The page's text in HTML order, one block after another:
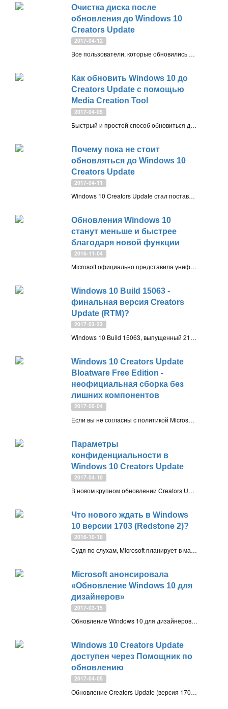
Очистка диска после
обновления до Windows 10
Creators Update
2017-04-12
Все пользователи, которые обновились до Windows 10 Creators Update с предыдущей версии системы могут освободить большой объем пространства на хранилище с помощью системной утилиты “Очистка диска”
Как обновить Windows 10 до
Creators Update с помощью
Media Creation Tool
2017-04-05
Быстрый и простой способ обновиться до последней версии Windows 10 Creators Update 1703 с помощью утилиты Media Creation Tool от Microsoft
Почему пока не стоит
обновляться до Windows 10
Creators Update
2017-04-11
Windows 10 Creators Update стал поставляться пользователям по всему миру через Центр обновления Windows. Скорее всего, вы хотите побыстрее обновиться до новой версии, но мы попробуем переубедить вас в этом
Обновления Windows 10
станут меньше и быстрее
благодаря новой функции
2016-11-04
Microsoft официально представила унифицированную платформу обновления Unified Update Platform (UUP). Данная технология позволяет уменьшить размер обновлений Windows 10 и ускорить процесс обновления на компьютерах и смартфонах
Windows 10 Build 15063 -
финальная версия Creators
Update (RTM)?
2017-03-23
Windows 10 Build 15063, выпущенный 21 марта 2017 года, скорее всего окажется финальной версией цикла разработки Redstone 2 - обновления Windows 10 для дизайнеров (Creators Update)
Windows 10 Creators Update
Bloatware Free Edition -
неофициальная сборка без
лишних компонентов
2017-05-04
Если вы не согласны с политикой Microsoft по сбору диагностических данных в Windows 10, используете Microsoft Edge только для загрузки других браузеров, то специально для вас был подготовлен облегченный образ Windows 10 без лишних и ненужных компонентов
Параметры
конфиденциальности в
Windows 10 Creators Update
2017-04-10
В новом крупном обновлении Creators Update (версия 1703) компания Microsoft серьезно поработала над настройками приватности в Windows 10. В официальном блоге компании сообщает о трех заметных улучшениях
Что нового ждать в Windows
10 версии 1703 (Redstone 2)?
2016-10-18
Судя по слухам, Microsoft планирует в марте 2017 года выпустить новое функциональное обновление Windows 10 версии 1703, известное под кодовым названием Redstone 2. Рассмотрим, какие изменения стоит ожидать
Microsoft анонсировала
«Обновление Windows 10 для
дизайнеров»
2017-03-15
Обновление Windows 10 для дизайнеров - так будет называться в России ожидаемое в апреле обновление Windows 10 Creators Update
Windows 10 Creators Update
доступен через Помощник по
обновлению
2017-04-05
Обновление Creators Update (версия 1703) будет доступно с 11 апреля, но пользователи Windows 10 могут скачать и установить новую версию с помощью Windows 10 Update Assistant